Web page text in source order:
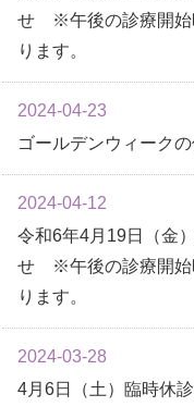
せ ※午後の診療開始
ります。
2024-04-23
ゴールデンウィーク
2024-04-12
令和6年4月19日（金
せ ※午後の診療開始
ります。
2024-03-28
4月6日（土）臨時休